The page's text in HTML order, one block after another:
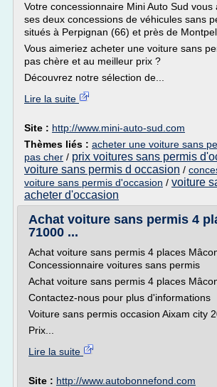
Votre concessionnaire Mini Auto Sud vous
ses deux concessions de véhicules sans
situés à Perpignan (66) et près de
Vous aimeriez acheter une voiture sans
pas chère et au meilleur prix ?
Découvrez notre sélection de...
Lire la suite
Site : http://www.mini-auto-sud.com
Thèmes liés : acheter une voiture sans
pas cher / prix voitures sans permis
voiture sans permis d occasion /
voiture sans permis d'occasion / voiture
acheter d'occasion
Achat voiture sans permis 4
71000 ...
Achat voiture sans permis 4 places
Concessionnaire voitures sans permis
Achat voiture sans permis 4 places
Contactez-nous pour plus d'informations
Voiture sans permis occasion Aixam city
Prix...
Lire la suite
Site : http://www.autobonnefond.com